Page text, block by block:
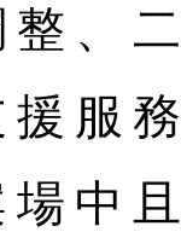
、
服
場中